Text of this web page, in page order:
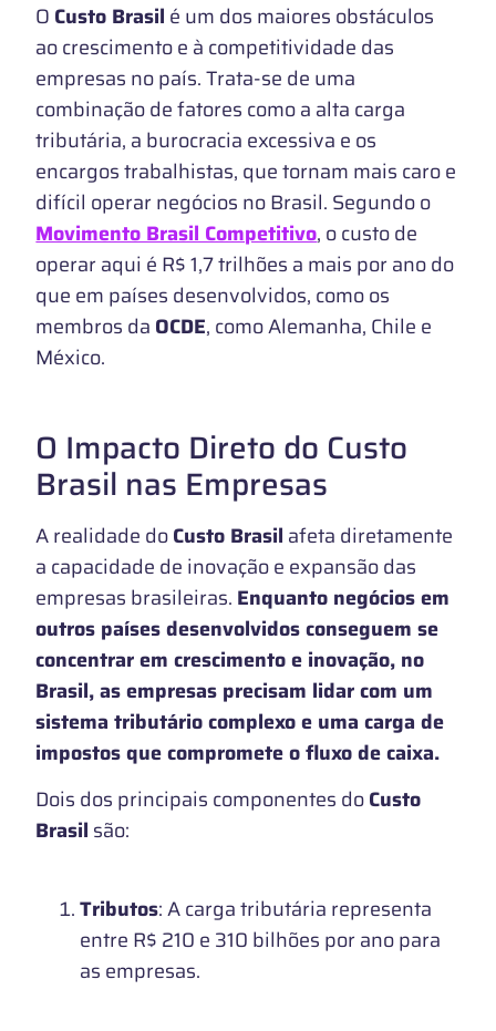
O Custo Brasil é um dos maiores obstáculos
ao crescimento e à competitividade das
empresas no país. Trata-se de uma
combinação de fatores como a alta carga
tributária, a burocracia excessiva e os
encargos trabalhistas, que tornam mais caro e
difícil operar negócios no Brasil. Segundo o
Movimento Brasil Competitivo, o custo de
operar aqui é R$ 1,7 trilhões a mais por ano do
que em países desenvolvidos, como os
membros da OCDE, como Alemanha, Chile e
México.
O Impacto Direto do Custo
Brasil nas Empresas
A realidade doCusto Brasil afeta diretamente
a capacidade de inovação e expansão das
empresas brasileiras. Enquanto negócios em
outros países desenvolvidos conseguem se
concentrar em crescimento e inovação, no
Brasil, as empresas precisam lidar com um
sistema tributário complexo e uma carga de
impostos que compromete o fluxo de caixa.
Dois dos principais componentes doCusto
Brasil são:
Tributos: A carga tributária representa
entre R$ 210 e 310 bilhões por ano para
as empresas.